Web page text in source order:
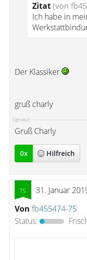
Zitat(von
Ich habe in
Der Klassiker
gruß charly
Signatur:
Gruß Charly
0x Hilfreich
31. Januar
Von fb455474-75
Status: